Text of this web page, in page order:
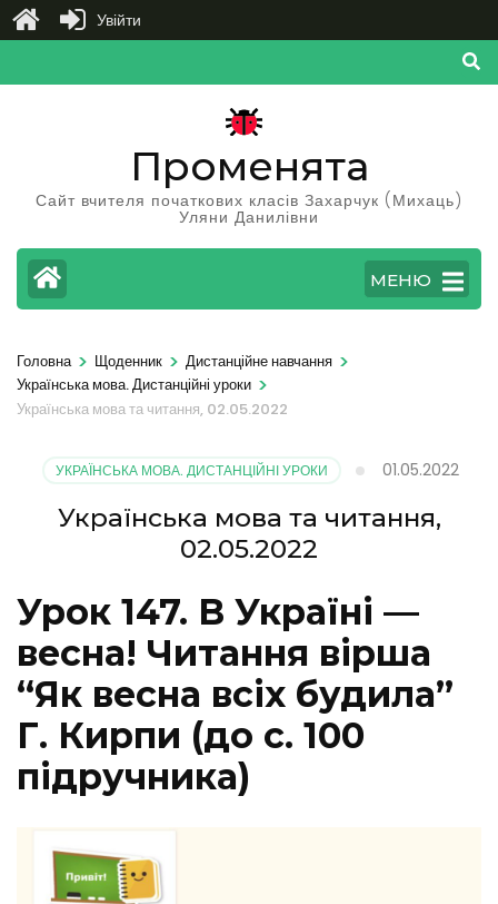
до
Променята
Сайт вчителя початкових класів Захарчук (Михаць)
Уляни Данилівни
МЕНЮ
Головна > Щоденник > Дистанційне навчання >
Українська мова. Дистанційні уроки >
Українська мова та читання, 02.05.2022
УКРАЇНСЬКА МОВА. ДИСТАНЦІЙНІ УРОКИ 01.05.2022
Українська мова та читання,
02.05.2022
Урок 147. В Україні —
весна! Читання вірша
“Як весна всіх будила”
Г. Кирпи (до с. 100
підручника)
Увійти